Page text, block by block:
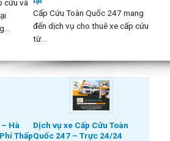
cứu và
Cấp Cứu Toàn Quốc 247 mang
đến dịch vụ cho thuê xe cấp cứu
từ...
Hà
Thấp
Dịch vụ xe Cấp Cứu Toàn
Quốc 247 – Trực 24/24